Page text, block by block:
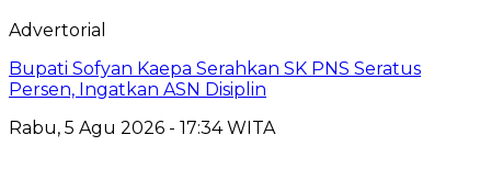
Advertorial
Bupati Sofyan Kaepa Serahkan SK PNS Seratus
Persen, Ingatkan ASN Disiplin
Rabu, 5 Agu 2026 - 17:34 WITA